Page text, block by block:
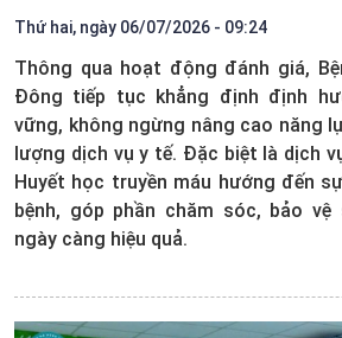
Thứ hai, ngày 06/07/2026 - 09:24
Thông qua hoạt động đánh giá,
Đông tiếp tục khẳng định định
vững, không ngừng nâng cao năng
lượng dịch vụ y tế. Đặc biệt là dịch
Huyết học truyền máu hướng đến
bệnh, góp phần chăm sóc, bảo vệ
ngày càng hiệu quả.